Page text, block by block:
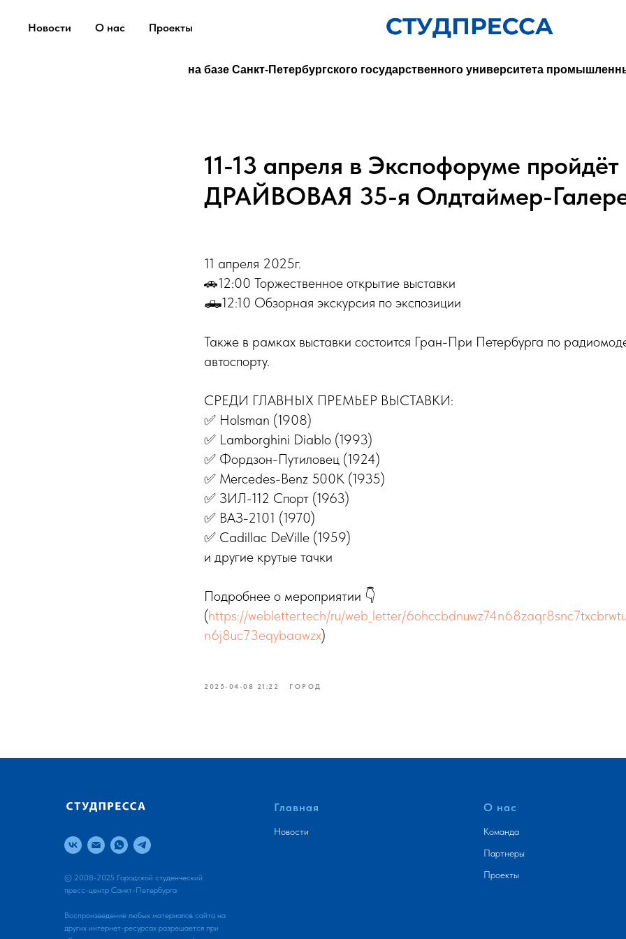
Новости О нас Проекты
на базе Санкт-Петербургского государственного университета
11-13 апреля в Экспофоруме пройдёт
ДРАЙВОВАЯ 35-я Олдтаймер-
11 апреля 2025г.
🚗12:00 Торжественное открытие выставки
🛻12:10 Обзорная экскурсия по экспозиции
Также в рамках выставки состоится Гран-При Петербурга по
автоспорту.
СРЕДИ ГЛАВНЫХ ПРЕМЬЕР ВЫСТАВКИ:
✅ Holsman (1908)
✅ Lamborghini Diablo (1993)
✅ Фордзон-Путиловец (1924)
✅ Mercedes-Benz 500K (1935)
✅ ЗИЛ-112 Cпорт (1963)
✅ ВАЗ-2101 (1970)
✅ Cadillac DeVille (1959)
и другие крутые тачки
Подробнее о мероприятии 👇
(https://webletter.tech/ru/web_letter/
n6j8uc73eqybaawzx)
2025-04-08 21:22 ГОРОД
© 2008-2025 Городской студенческий
пресс-центр Санкт-Петербурга
Воспроизведение любых материалов сайта на
других интернет-ресурсах разрешается при
Главная
Новости
О нас
Команда
Партнеры
Проекты